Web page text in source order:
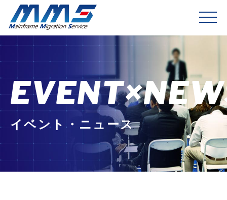
イベント・ニュース